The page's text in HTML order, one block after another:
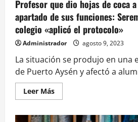
Profesor que dio hojas de coca
apartado de sus funciones:
colegio «aplicó el protocolo»
Administrador agosto 9, 2023
La situación se produjo en una
de Puerto Aysén y afectó a
Leer MásLeer
más
Profesor